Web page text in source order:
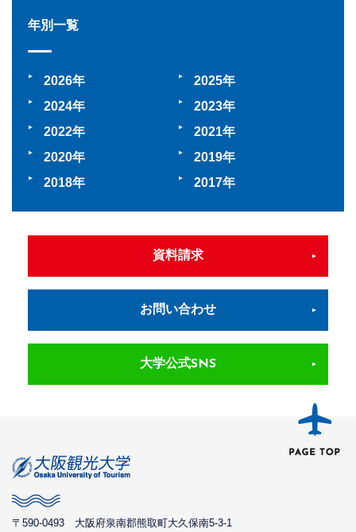
年別一覧
2026
2025
2024
2023
2022
2021
2020
2019
2018
2017
資料請求
お問い合わせ
大学公式SNS
〒590-0493 大阪府泉南郡熊取町大久保南5-3-1